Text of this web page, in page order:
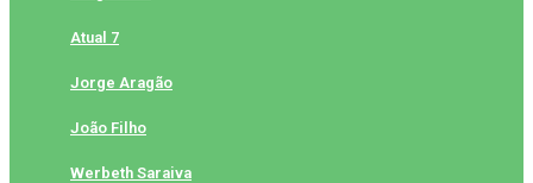
Atual 7
Jorge Aragão
João Filho
Werbeth Saraiva